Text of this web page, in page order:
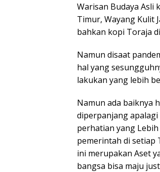
Warisan Budaya Asli
Timur, Wayang Kulit
bahkan kopi Toraja
Namun disaat
hal yang
lakukan yang lebih
Namun ada baiknya
diperpanjang apalagi
perhatian yang
pemerintah di setiap
ini merupakan Aset
bangsa bisa maju